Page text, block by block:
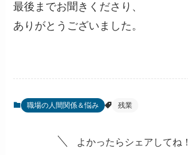
最後までお聞きくださり、
ありがとうございました。
職場の人間関係＆悩み 残業
よかったらシェアしてね！